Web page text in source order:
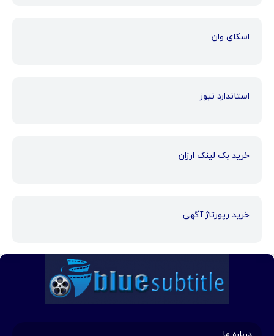
اسکای وان
استاندارد نیوز
خرید بک لینک ارزان
خرید رپورتاژ آگهی